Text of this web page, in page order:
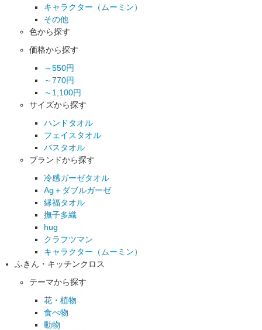
キャラクター（ムーミン）
その他
色から探す
価格から探す
～550円
～770円
～1,100円
サイズから探す
ハンドタオル
フェイスタオル
バスタオル
ブランドから探す
冷感ガーゼタオル
Ag＋ダブルガーゼ
縁福タオル
撫子多織
hug
クラフツマン
キャラクター（ムーミン）
ふきん・キッチンクロス
テーマから探す
花・植物
食べ物
動物